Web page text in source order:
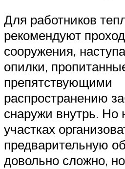
Для работников
рекомендуют
сооружения,
опилки,
препятствующими
распространению
снаружи внутрь. Но
участках
предварительную
довольно сложно,